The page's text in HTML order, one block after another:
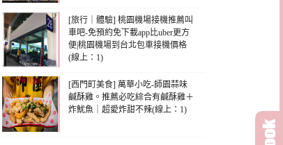
[旅行｜體驗] 桃園機場接機推薦叫
車吧-免預約免下載app比uber更方
便|桃園機場到台北包車接機價格
(線上：1)
[西門町美食] 萬華小吃-師園蒜味
鹹酥雞。推薦必吃綜合有鹹酥雞＋
炸魷魚｜超愛炸甜不辣(線上：1)